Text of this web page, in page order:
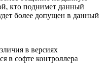
кто поднимет данный
более допущен в данный
в версиях
в софте контроллера